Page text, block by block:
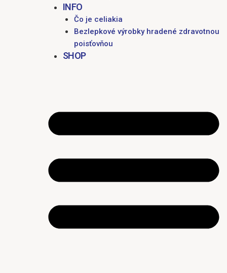
INFO
Čo je celiakia
Bezlepkové výrobky hradené zdravotnou
poisťovňou
SHOP